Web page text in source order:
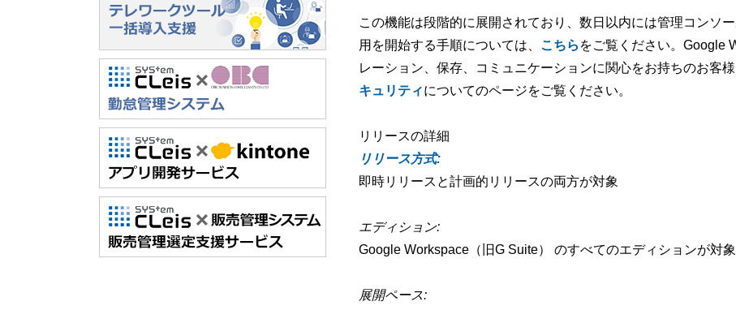
この機能は段階的に展開されており、数日以内には管理コンソ
用を開始する手順については、 こちら をご覧ください。Google
レーション、保存、コミュニケーションに関心をお持ちのお客様
キュリティについてのページをご覧ください。
リリースの詳細
リリース方式:
即時リリースと計画的リリースの両方が対象
エディション:
Google Workspace（旧G Suite） のすべてのエディションが対象
展開ペース: